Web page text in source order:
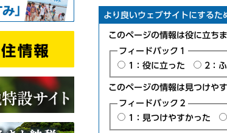
より良いウェブサイトにするた
このページの情報は役に立ち
フィードバック１
1：役に立った
2：
このページの情報は見つけや
フィードバック２
1：見つけやすかった